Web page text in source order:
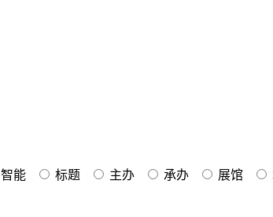
智能
标题 主办 承办 展馆